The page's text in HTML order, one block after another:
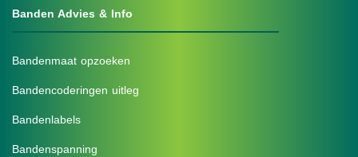
Banden Advies & Info
Bandenmaat opzoeken
Bandencoderingen uitleg
Bandenlabels
Bandenspanning